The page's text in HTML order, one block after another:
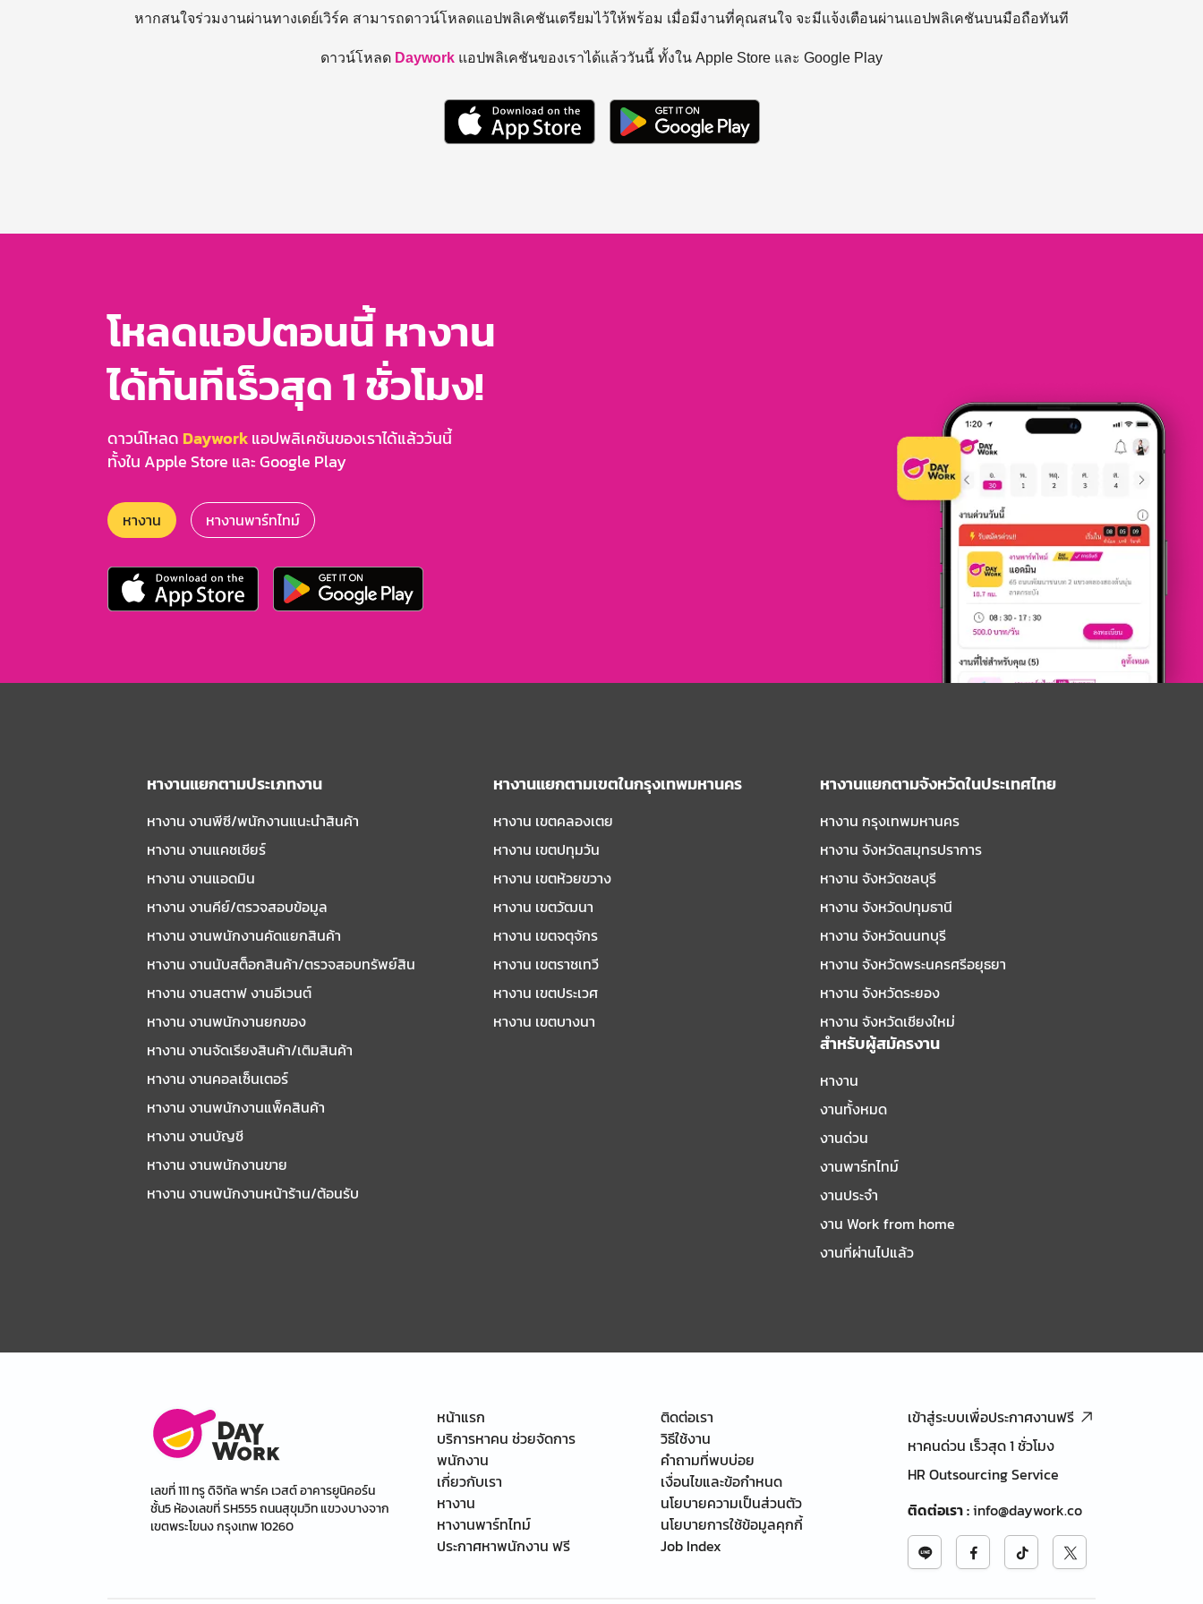
หากสนใจร่วมงานผ่านทางเดย์เวิร์ค สามารถดาวน์โหลดแอปพลิเคชันเตรียมไว้ให้พร้อม เมื่อมีงานที่คุณสนใจ จะมีแจ้งเตือนผ่านแอปพลิเคชันบนมือถือทันที
ดาวน์โหลด Daywork แอปพลิเคชันของเราได้แล้ววันนี้ ทั้งใน Apple Store และ Google Play
โหลดแอปตอนนี้ หางาน
ได้ทันทีเร็วสุด 1 ชั่วโมง!
ดาวน์โหลด Dayworkแอปพลิเคชันของเราได้แล้ววันนี้
ทั้งใน Apple Store และ Google Play
หางาน หางานพาร์ทไทม์
หางานแยกตามประเภทงาน
หางาน งานพีซี/พนักงานแนะนําสินค้า
หางาน งานแคชเชียร์
หางาน งานแอดมิน
หางาน งานคีย์/ตรวจสอบข้อมูล
หางาน งานพนักงานคัดแยกสินค้า
หางาน งานนับสต็อกสินค้า/ตรวจสอบทรัพย์สิน
หางาน งานสตาฟ งานอีเวนต์
หางาน งานพนักงานยกของ
หางาน งานจัดเรียงสินค้า/เติมสินค้า
หางาน งานคอลเซ็นเตอร์
หางาน งานพนักงานแพ็คสินค้า
หางาน งานบัญชี
หางาน งานพนักงานขาย
หางาน งานพนักงานหน้าร้าน/ต้อนรับ
หางานแยกตามเขตในกรุงเทพมหานคร
หางาน เขตคลองเตย
หางาน เขตปทุมวัน
หางาน เขตห้วยขวาง
หางาน เขตวัฒนา
หางาน เขตจตุจักร
หางาน เขตราชเทวี
หางาน เขตประเวศ
หางาน เขตบางนา
หางานแยกตามจังหวัดในประเทศไทย
หางาน กรุงเทพมหานคร
หางาน จังหวัดสมุทรปราการ
หางาน จังหวัดชลบุรี
หางาน จังหวัดปทุมธานี
หางาน จังหวัดนนทบุรี
หางาน จังหวัดพระนครศรีอยุธยา
หางาน จังหวัดระยอง
หางาน จังหวัดเชียงใหม่
สำหรับผู้สมัครงาน
หางาน
งานทั้งหมด
งานด่วน
งานพาร์ทไทม์
งานประจำ
งาน Work from home
งานที่ผ่านไปแล้ว
เลขที่ 111 ทรู ดิจิทัล พาร์ค เวสต์ อาคารยูนิคอร์น
ชั้น5 ห้องเลขที่ SH555 ถนนสุขุมวิท แขวงบางจาก
เขตพระโขนง กรุงเทพ 10260
หน้าแรก
บริการหาคน ช่วยจัดการ
พนักงาน
เกี่ยวกับเรา
หางาน
หางานพาร์ทไทม์
ประกาศหาพนักงาน ฟรี
ติดต่อเรา
วิธีใช้งาน
คำถามที่พบบ่อย
เงื่อนไขและข้อกำหนด
นโยบายความเป็นส่วนตัว
นโยบายการใช้ข้อมูลคุกกี้
Job Index
เข้าสู่ระบบเพื่อประกาศงานฟรี
หาคนด่วน เร็วสุด 1 ชั่วโมง
HR Outsourcing Service
ติดต่อเรา:info@daywork.co